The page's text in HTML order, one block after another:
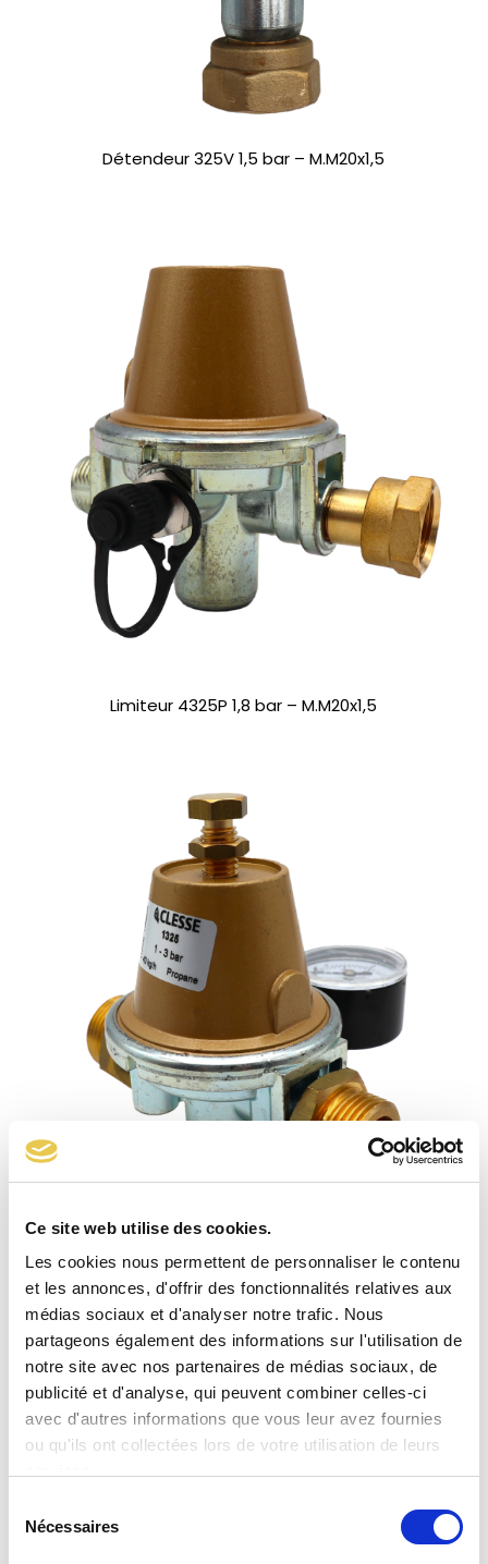
Ce site web utilise des cookies.
Les cookies nous permettent de personnaliser le contenu
et les annonces, d'offrir des fonctionnalités relatives aux
médias sociaux et d'analyser notre trafic. Nous
partageons également des informations sur l'utilisation de
notre site avec nos partenaires de médias sociaux, de
publicité et d'analyse, qui peuvent combiner celles-ci
avec d'autres informations que vous leur avez fournies
ou qu'ils ont collectées lors de votre utilisation de leurs
Nécessaires
Détendeur 325V 1,5 bar – M.M20x1,5
Limiteur 4325P 1,8 bar – M.M20x1,5
Détendeur 1325 1-3 bar avec joint JIM et manomètre